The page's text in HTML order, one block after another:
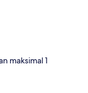
maksimal 1